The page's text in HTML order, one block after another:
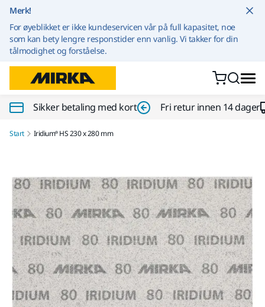
Merk!
For øyeblikket er ikke kundeservicen vår på full kapasitet, noe
som kan bety lengre responstider enn vanlig. Vi takker for din
tålmodighet og forståelse.
Sikker betaling med kort Fri retur innen 14 dager
Start Iridium® HS 230 x 280 mm